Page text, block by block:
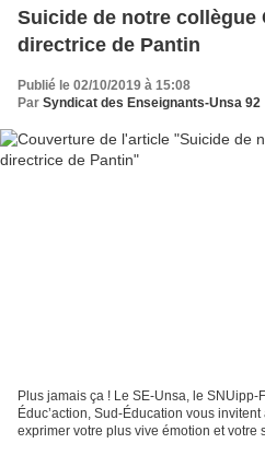
Suicide de notre collègue
directrice de Pantin
Publié le 02/10/2019 à 15:08
Par Syndicat des Enseignants-Unsa 92
Plus jamais ça ! Le SE-Unsa, le SNUipp-
Éduc’action, Sud-Éducation vous
exprimer votre plus vive émotion et votre